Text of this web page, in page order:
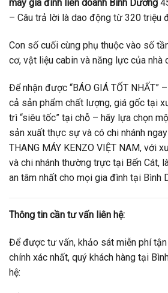
máy gia đình liên doanh Bình Dương
– Câu trả lời là dao động từ 320 triệu
Con số cuối cùng phụ thuộc vào số
cơ, vật liệu cabin và năng lực của nhà
Để nhận được “BÁO GIÁ TỐT NHẤT”
cả sản phẩm chất lượng, giá gốc tại
trì “siêu tốc” tại chỗ – hãy lựa chọn
sản xuất thực sự và có chi nhánh
THANG MÁY KENZO VIỆT NAM, với
và chi nhánh thường trực tại Bến Cát,
an tâm nhất cho mọi gia đình tại Bình
Thông tin cần tư vấn liên hệ:
Để được tư vấn, khảo sát miễn phí tận
chính xác nhất, quý khách hàng tại
hệ: